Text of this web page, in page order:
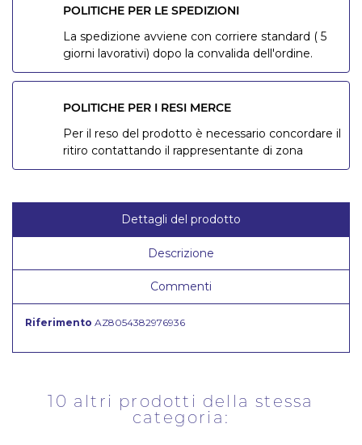
POLITICHE PER LE SPEDIZIONI
La spedizione avviene con corriere standard ( 5
giorni lavorativi) dopo la convalida dell'ordine.
POLITICHE PER I RESI MERCE
Per il reso del prodotto è necessario concordare il
ritiro contattando il rappresentante di zona
Dettagli del prodotto
Descrizione
Commenti
Riferimento AZ8054382976936
10 altri prodotti della stessa
categoria: